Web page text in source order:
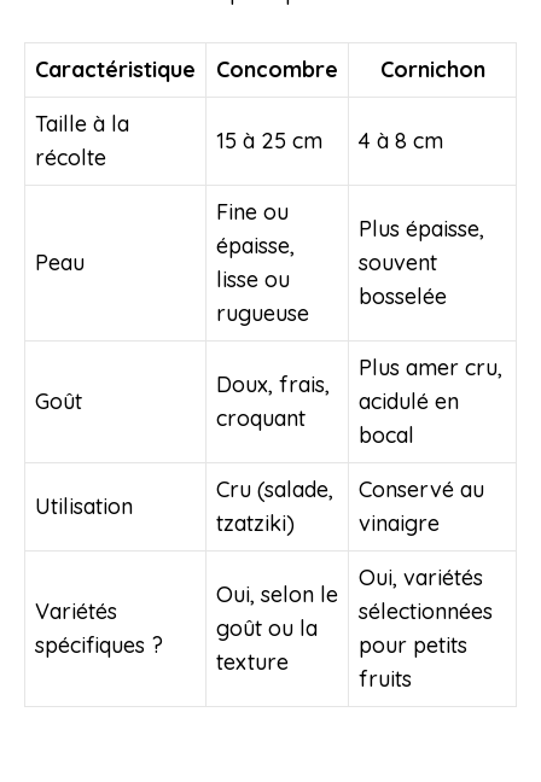
Caractéristique Concombre
Cornichon
Taille à la
récolte
15 à 25 cm 4 à 8 cm
Peau
Fine ou
épaisse,
lisse ou
rugueuse
Plus épaisse,
souvent
bosselée
Goût
Doux, frais,
croquant
Plus amer cru,
acidulé en
bocal
Utilisation
Cru (salade,
tzatziki)
Conservé au
vinaigre
Variétés
spécifiques ?
Oui, selon le
goût ou la
texture
Oui, variétés
sélectionnées
pour petits
fruits